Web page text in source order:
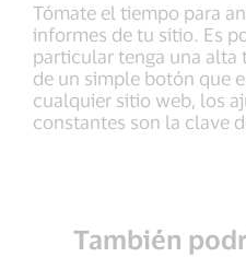
Tómate el tiempo para
informes de tu sitio. Es
particular tenga una alta
de un simple botón que
cualquier sitio web, los
constantes son la clave
También